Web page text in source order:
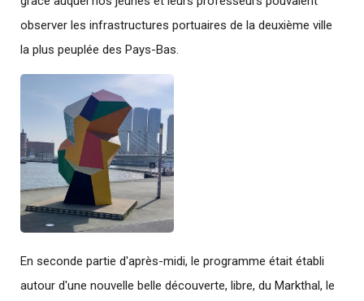
observer les infrastructures portuaires de la deuxième ville
la plus peuplée des Pays-Bas.
En seconde partie d'après-midi, le programme était établi
autour d'une nouvelle belle découverte, libre, du Markthal, le